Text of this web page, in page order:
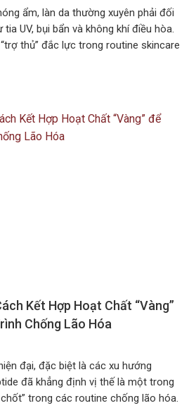
ẩm, làn da thường xuyên phải đối
UV, bụi bẩn và không khí điều hòa.
thủ” đắc lực trong routine skincare
Kết Hợp Hoạt Chất “Vàng”
Chống Lão Hóa
đại, đặc biệt là các xu hướng
đã khẳng định vị thế là một trong
trong các routine chống lão hóa.